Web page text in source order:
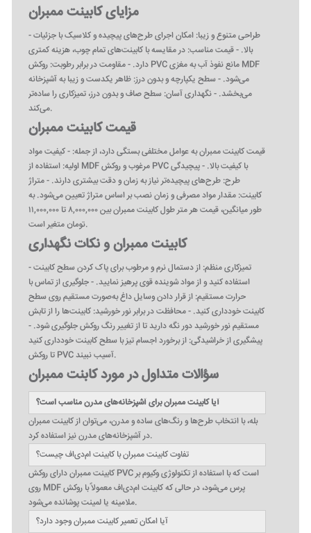
مزایای کابینت ممبران
- طراحی متنوع و زیبا: امکان اجرای طرح‌های پیچیده و کلاسیک با جزئیات
بالا. - قیمت مناسب: در مقایسه با کابینت‌های تمام چوب، هزینه کمتری
دارد. - مقاومت در برابر رطوبت: روکش PVC مانع نفوذ آب به مغزی MDF
می‌شود. - سطح یکپارچه و بدون درز: ظاهر یکدست و زیبا به آشپزخانه
می‌بخشد. - نگهداری آسان: سطح صاف و بدون درز، تمیزکاری را ساده‌تر
می‌کند.
قیمت کابینت ممبران
قیمت کابینت ممبران به عوامل مختلفی بستگی دارد، از جمله: - کیفیت مواد
اولیه: استفاده از MDF مرغوب و روکش PVC با کیفیت بالا. - پیچیدگی
طرح: طرح‌های پیچیده‌تر نیاز به زمان و دقت بیشتری دارند. - متراژ
کابینت: مقدار مواد مصرفی و زمان نصب بر اساس متراژ تعیین می‌شود. به
طور میانگین، قیمت هر متر طول کابینت ممبران بین ۸,۰۰۰,۰۰۰ تا ۱۱,۰۰۰,۰۰۰
تومان متغیر است.
کابینت ممبران و نکات نگهداری
- تمیزکاری منظم: از دستمال نرم و مرطوب برای پاک کردن سطح کابینت
استفاده کنید و از مواد شوینده قوی پرهیز نمایید. - جلوگیری از تماس با
حرارت مستقیم: از قرار دادن وسایل داغ به‌صورت مستقیم روی سطح
کابینت خودداری کنید. - محافظت در برابر نور خورشید: کابینت‌ها را از تابش
مستقیم نور خورشید دور نگه دارید تا از تغییر رنگ روکش جلوگیری شود. -
پیشگیری از خراشیدگی: از برخورد اجسام تیز با سطح کابینت خودداری کنید
تا روکش PVC آسیب نبیند.
سؤالات متداول در مورد کابنت ممبران
آیا کابینت ممبران برای آشپزخانه‌های مدرن مناسب است؟
بله، با انتخاب طرح‌ها و رنگ‌های ساده و مدرن، می‌توان از کابینت ممبران
در آشپزخانه‌های مدرن نیز استفاده کرد.
تفاوت کابینت ممبران با کابینت ام‌دی‌اف چیست؟
کابینت ممبران دارای روکش PVC است که با استفاده از تکنولوژی وکیوم بر
روی MDF پرس می‌شود، در حالی که کابینت ام‌دی‌اف معمولاً با روکش
ملامینه یا لمینت پوشانده می‌شود.
آیا امکان تعمیر کابینت ممبران وجود دارد؟